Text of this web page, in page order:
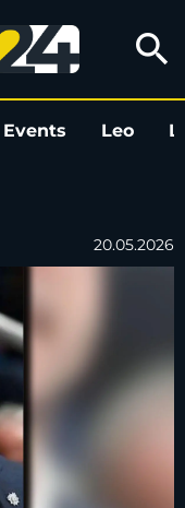
Neue
search
Events Leo
20.05.2026